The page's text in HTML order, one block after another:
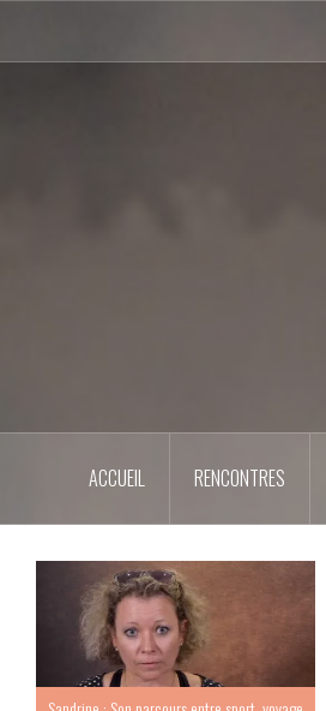
contenu
ACCUEIL RENCONTRES